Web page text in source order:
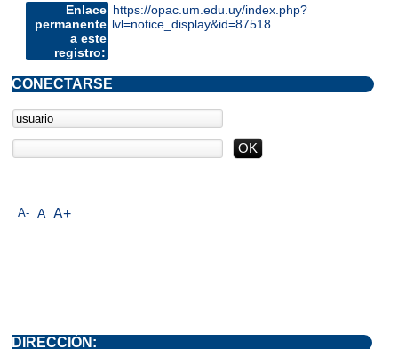
Enlace
permanente
a este
registro:
https://opac.um.edu.uy/index.php?
lvl=notice_display&id=87518
A- A A+
CONECTARSE
DIRECCIÓN: